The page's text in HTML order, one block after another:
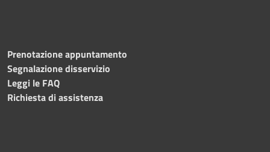
Prenotazione appuntamento
Segnalazione disservizio
Leggi le FAQ
Richiesta di assistenza